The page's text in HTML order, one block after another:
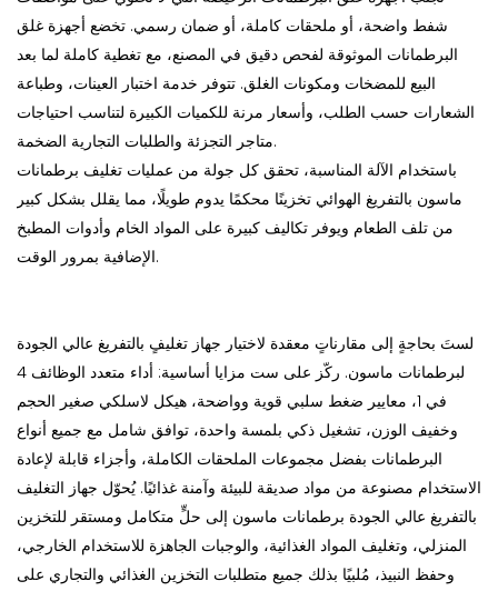
شفط واضحة، أو ملحقات كاملة، أو ضمان رسمي. تخضع أجهزة غلق
البرطمانات الموثوقة لفحص دقيق في المصنع، مع تغطية كاملة لما بعد
البيع للمضخات ومكونات الغلق. تتوفر خدمة اختبار العينات، وطباعة
الشعارات حسب الطلب، وأسعار مرنة للكميات الكبيرة لتناسب احتياجات
متاجر التجزئة والطلبات التجارية الضخمة.
باستخدام الآلة المناسبة، تحقق كل جولة من عمليات تغليف برطمانات
ماسون بالتفريغ الهوائي تخزينًا محكمًا يدوم طويلًا، مما يقلل بشكل كبير
من تلف الطعام ويوفر تكاليف كبيرة على المواد الخام وأدوات المطبخ
الإضافية بمرور الوقت.
لستَ بحاجةٍ إلى مقارناتٍ معقدة لاختيار جهاز تغليفٍ بالتفريغ عالي الجودة
لبرطمانات ماسون. ركّز على ست مزايا أساسية: أداء متعدد الوظائف 4
في 1، معايير ضغط سلبي قوية وواضحة، هيكل لاسلكي صغير الحجم
وخفيف الوزن، تشغيل ذكي بلمسة واحدة، توافق شامل مع جميع أنواع
البرطمانات بفضل مجموعات الملحقات الكاملة، وأجزاء قابلة لإعادة
الاستخدام مصنوعة من مواد صديقة للبيئة وآمنة غذائيًا. يُحوّل جهاز التغليف
بالتفريغ عالي الجودة برطمانات ماسون إلى حلٍّ متكامل ومستقر للتخزين
المنزلي، وتغليف المواد الغذائية، والوجبات الجاهزة للاستخدام الخارجي،
وحفظ النبيذ، مُلبيًا بذلك جميع متطلبات التخزين الغذائي والتجاري على